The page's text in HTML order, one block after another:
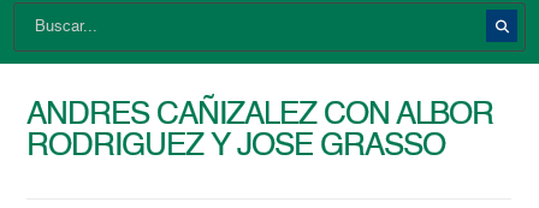
ANDRES CAÑIZALEZ CON ALBOR
RODRIGUEZ Y JOSE GRASSO